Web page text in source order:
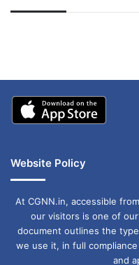
अपडेट
Website Policy
At CGNN.in, accessible
our visitors is one of
document outlines the
we use it, in full
and